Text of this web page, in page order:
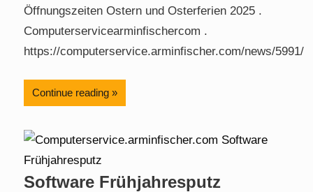
Öffnungszeiten Ostern und Osterferien 2025 .
Computerservicearminfischercom .
https://computerservice.arminfischer.com/news/5991/
Continue reading
Software Frühjahresputz